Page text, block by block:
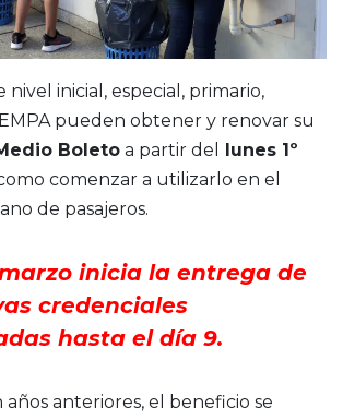
nivel inicial, especial, primario,
pueden obtener y renovar su
Boleto a partir del
lunes 1º
comenzar a utilizarlo en el
de pasajeros.
marzo inicia la entrega de
credenciales
hasta el día 9.
anteriores, el beneficio se